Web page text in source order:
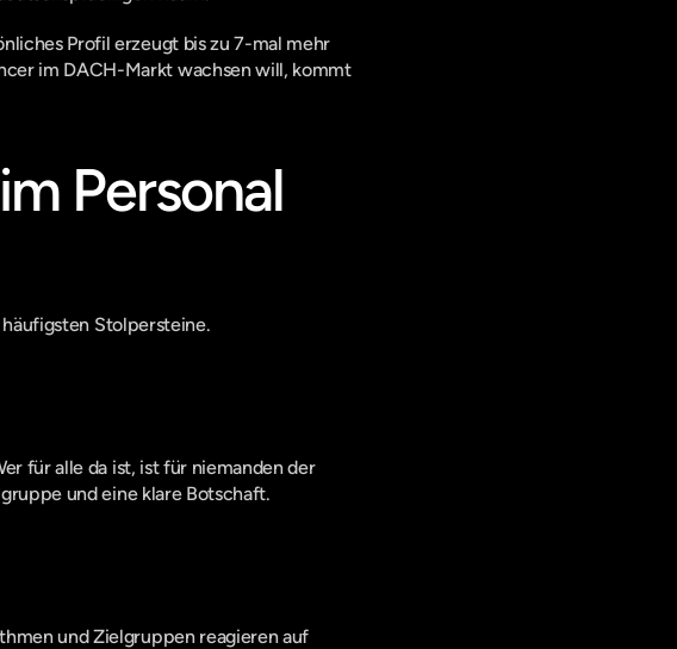
Profil erzeugt bis zu 7-mal mehr
im DACH-Markt wachsen will, kommt
Personal
Stolpersteine.
für alle da ist, ist für niemanden der
und eine klare Botschaft.
und Zielgruppen reagieren auf